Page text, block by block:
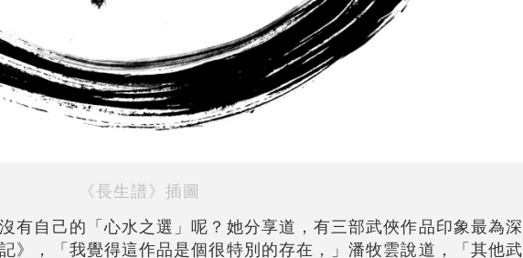
《長生譜》插圖
有自己的「心水之選」呢？她分享道，有三部武俠作品印象最為深
》，「我覺得這作品是個很特別的存在，」潘牧雲說道，「其他武